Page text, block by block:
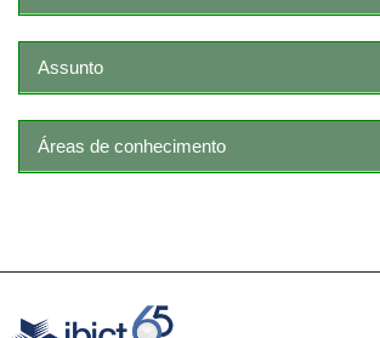
Assunto
Áreas de conhecimento